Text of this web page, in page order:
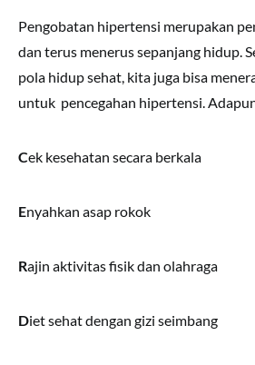
Pengobatan hipertensi merupakan
dan terus menerus sepanjang hidup.
pola hidup sehat, kita juga bisa
untuk pencegahan hipertensi.
Cek kesehatan secara berkala
Enyahkan asap rokok
Rajin aktivitas fisik dan olahraga
Diet sehat dengan gizi seimbang